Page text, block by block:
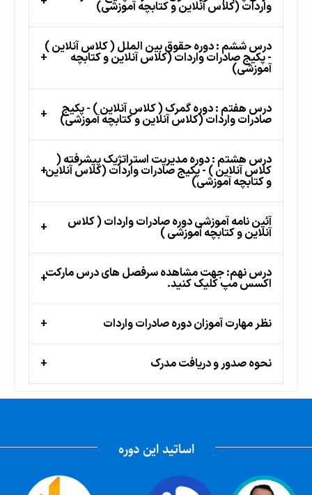
واردات (کلاس آنلاین و کتابچه آموزشی)
درس ششم : دوره حقوق بین الملل ( کلاس آنلاین )
- پکیج صادرات واردات (کلاس آنلاین و کتابچه
آموزشی)
درس هفتم : دوره گمرک ( کلاس آنلاین ) - پکیج
صادرات واردات (کلاس آنلاین و کتابچه آموزشی)
درس هشتم : دوره مدیریت استراتژیک پیشرفته (
کلاس آنلاین ) - پکیج صادرات واردات (کلاس آنلاین
و کتابچه آموزشی)
آئین نامه آموزشی دوره صادرات واردات ( کلاس
آنلاین و کتابچه آموزشی )
درس نهم: جهت مشاهده سرفصل های درس مارکت
اکسس مپ کلیک کنید.
نظر مهارت آموزان دوره صادرات واردات
نحوه صدور و دریافت مدرک
اساتید این دوره